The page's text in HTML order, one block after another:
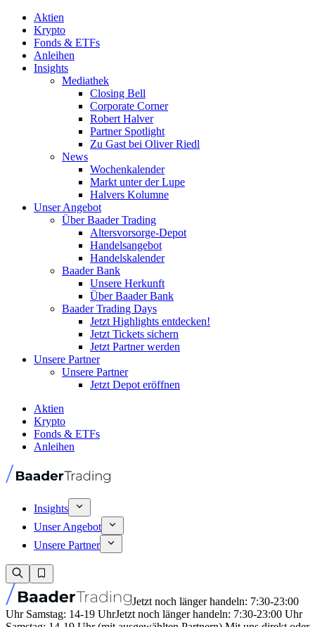
Aktien
Krypto
Fonds & ETFs
Anleihen
Insights
Mediathek
Closing Bell
Corporate Corner
Robert Halver
Partner Spotlight
Zu Gast bei Oliver Riedl
News
Wochenkalender
Markt unter der Lupe
Halvers Kolumne
Unser Angebot
Über Baader Trading
Altersvorsorge-Depot
Handelsangebot
Handelskalender
Baader Bank
Unsere Herkunft
Über Baader Bank
Baader Trading Days
Jetzt Highlights entdecken!
Jetzt Tickets sichern
Jetzt Partner werden
Unsere Partner
Unsere Partner
Jetzt Depot eröffnen
Aktien
Krypto
Fonds & ETFs
Anleihen
Insights
Unser Angebot
Unsere Partner
Jetzt noch länger handeln: 7:30-23:00
Uhr Samstag: 14-19 UhrJetzt noch länger handeln: 7:30-23:00 Uhr